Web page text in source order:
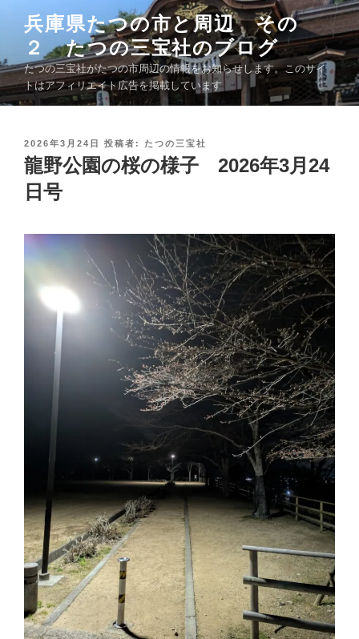
ン
ツ
へ
兵庫県たつの市と周辺 その
２ たつの三宝社のブログ
たつの三宝社がたつの市周辺の情報をお知らせします。このサイ
トはアフィリエイト広告を掲載しています
投
稿
日
:
2026年3月24日 投稿者: たつの三宝社
龍野公園の桜の様子 2026年3月24
日号